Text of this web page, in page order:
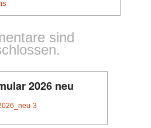
sind
2026 neu
3